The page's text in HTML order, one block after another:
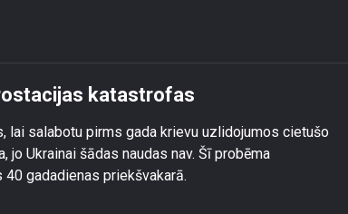
katastrofas
lai salabotu pirms gada krievu uzlidojumos cietušo
Ukrainai šādas naudas nav. Šī probēma
gadadienas priekšvakarā.